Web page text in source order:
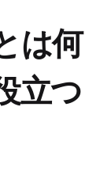
は何
立つ